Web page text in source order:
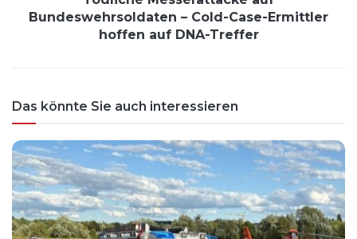
Bundeswehrsoldaten – Cold-Case-Ermittler
hoffen auf DNA-Treffer
Das könnte Sie auch interessieren